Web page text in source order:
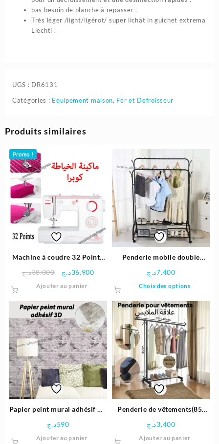
pas besoin de planche à repasser .
Très léger /light/ligérot/ super lichât in guichet extrema
Liechti .
UGS : DR6131
Catégories : Equipement maison, Fer et Defroisseur
Produits similaires
Promo !
Machine à coudre 32 Point |
38.000د.ج
Le
était :
38.000د.ج.
36.900د.ج
Le
est :
Ajouter au panier
Penderie mobile double
7.400د.ج
Choix des options
a
être
choisies
sur
la
page
Papier peint mural adhésif 3D
590د.ج
Ajouter au panier
Penderie de vêtements(85-
الملابس
3.400د.ج
Ajouter au panier